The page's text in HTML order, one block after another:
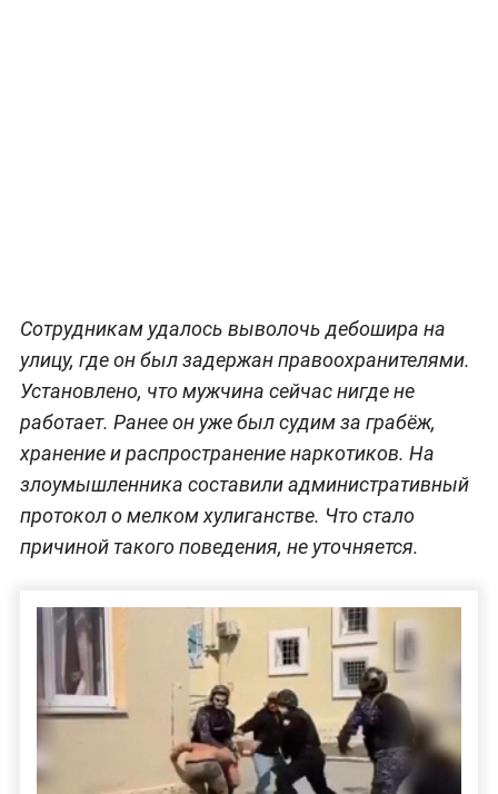
Сотрудникам удалось выволочь дебошира на
улицу, где он был задержан правоохранителями.
Установлено, что мужчина сейчас нигде не
работает. Ранее он уже был судим за грабёж,
хранение и распространение наркотиков. На
злоумышленника составили административный
протокол о мелком хулиганстве. Что стало
причиной такого поведения, не уточняется.